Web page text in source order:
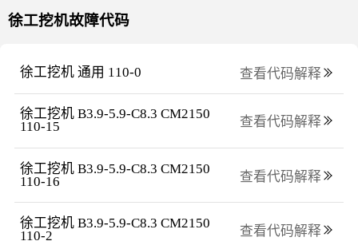
徐工挖机故障代码
徐工挖机 通用 110-0 查看代码解释
徐工挖机 B3.9-5.9-C8.3 CM2150
110-15
查看代码解释
徐工挖机 B3.9-5.9-C8.3 CM2150
110-16
查看代码解释
徐工挖机 B3.9-5.9-C8.3 CM2150
110-2
查看代码解释